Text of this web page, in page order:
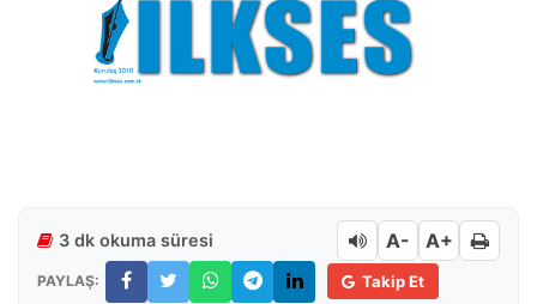
3 dk okuma süresi A- A+
PAYLAŞ: Takip Et